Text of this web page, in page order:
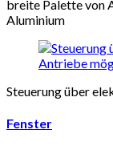
breite Palette von
Aluminium
Steuerung über
Fenster